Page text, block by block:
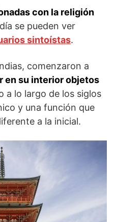
con la religión
se pueden ver
sintoístas.
comenzaron a
en su interior objetos
a lo largo de los siglos
y una función que
a la inicial.